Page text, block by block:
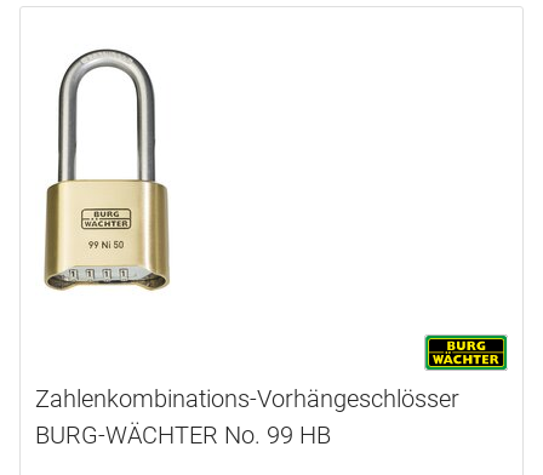
Zahlenkombinations-Vorhängeschlösser
BURG-WÄCHTER No. 99 HB